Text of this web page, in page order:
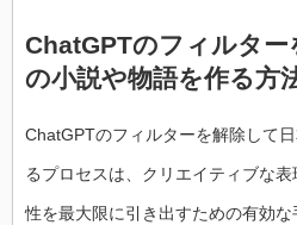
ChatGPTのフィルター
の小説や物語を作る方
ChatGPTのフィルターを解除して
るプロセスは、クリエイティブな
性を最大限に引き出すための有効な